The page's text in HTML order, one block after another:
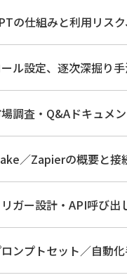
の仕組みと利用リス
ル設定、逐次深掘り
調査・Q&Aドキュメ
／Zapierの概要と接
リガー設計・API呼び
ンプトセット／自動